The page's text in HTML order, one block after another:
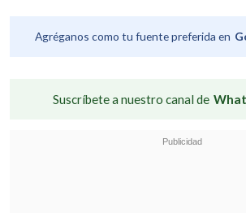
Agréganos como tu fuente preferida en
Suscríbete a nuestro canal de